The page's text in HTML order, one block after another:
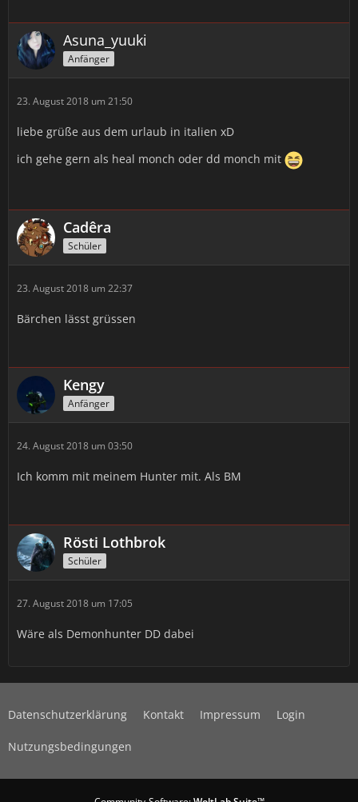
Asuna_yuuki
Anfänger
23. August 2018 um 21:50
liebe grüße aus dem urlaub in italien xD
ich gehe gern als heal monch oder dd monch mit
Cadêra
Schüler
23. August 2018 um 22:37
Bärchen lässt grüssen
Kengy
Anfänger
24. August 2018 um 03:50
Ich komm mit meinem Hunter mit. Als BM
Rösti Lothbrok
Schüler
27. August 2018 um 17:05
Wäre als Demonhunter DD dabei
Datenschutzerklärung Kontakt Impressum Login
Nutzungsbedingungen